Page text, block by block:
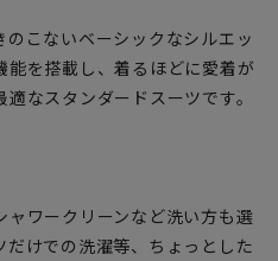
こないベーシックなシルエッ
能を搭載し、着るほどに愛着が
なスタンダードスーツです。
ワークリーンなど洗い方も選
けでの洗濯等、ちょっとした